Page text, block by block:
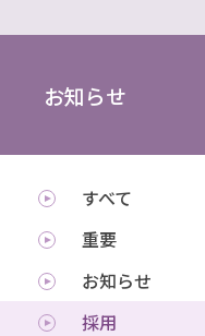
お知らせ
すべて
重要
お知らせ
採用